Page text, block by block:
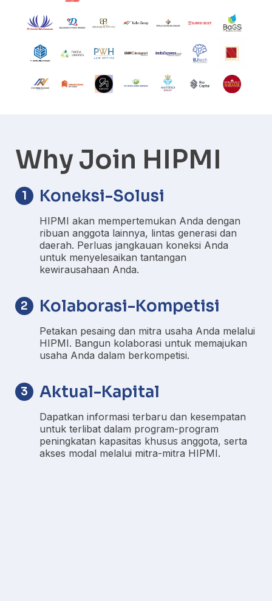
Why Join HIPMI
1 Koneksi-Solusi
HIPMI akan mempertemukan Anda dengan
ribuan anggota lainnya, lintas generasi dan
daerah. Perluas jangkauan koneksi Anda
untuk menyelesaikan tantangan
kewirausahaan Anda.
2 Kolaborasi-Kompetisi
Petakan pesaing dan mitra usaha Anda melalui
HIPMI. Bangun kolaborasi untuk memajukan
usaha Anda dalam berkompetisi.
3 Aktual-Kapital
Dapatkan informasi terbaru dan kesempatan
untuk terlibat dalam program-program
peningkatan kapasitas khusus anggota, serta
akses modal melalui mitra-mitra HIPMI.